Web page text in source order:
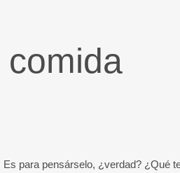
para pensárselo, ¿verdad? ¿Qué